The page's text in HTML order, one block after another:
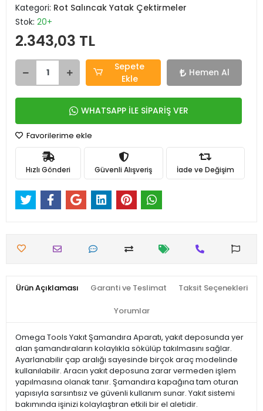
Kategori: Rot Salıncak Yatak Çektirmeler
Stok: 20+
2.343,03 TL
Sepete
Ekle
Hemen Al
WHATSAPP İLE SİPARİŞ VER
Favorilerime ekle
Hızlı Gönderi Güvenli Alışveriş İade ve Değişim
Ürün Açıklaması Garanti ve Teslimat Taksit Seçenekleri
Yorumlar
Omega Tools Yakıt Şamandıra Aparatı, yakıt deposunda yer
alan şamandıraların kolaylıkla sökülüp takılmasını sağlar.
Ayarlanabilir çap aralığı sayesinde birçok araç modelinde
kullanılabilir. Aracın yakıt deposuna zarar vermeden işlem
yapılmasına olanak tanır. Şamandıra kapağına tam oturan
yapısıyla sarsıntısız ve güvenli kullanım sunar. Yakıt sistemi
bakımında işinizi kolaylaştıran etkili bir el aletidir.